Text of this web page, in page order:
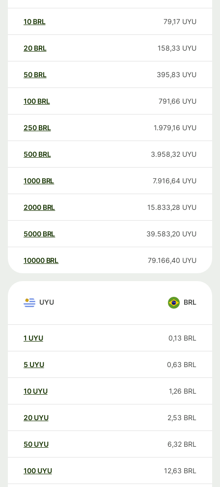
10 BRL 79,17 UYU
20 BRL 158,33 UYU
50 BRL 395,83 UYU
100 BRL 791,66 UYU
250 BRL 1.979,16 UYU
500 BRL 3.958,32 UYU
1000 BRL 7.916,64 UYU
2000 BRL 15.833,28 UYU
5000 BRL 39.583,20 UYU
10000 BRL 79.166,40 UYU
UYU BRL
1 UYU 0,13 BRL
5 UYU 0,63 BRL
10 UYU 1,26 BRL
20 UYU 2,53 BRL
50 UYU 6,32 BRL
100 UYU 12,63 BRL